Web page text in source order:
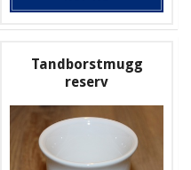
Tandborstmugg
reserv